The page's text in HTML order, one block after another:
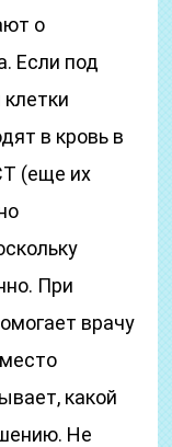
о
Если под
в кровь в
(еще их
При
врачу
какой
Не